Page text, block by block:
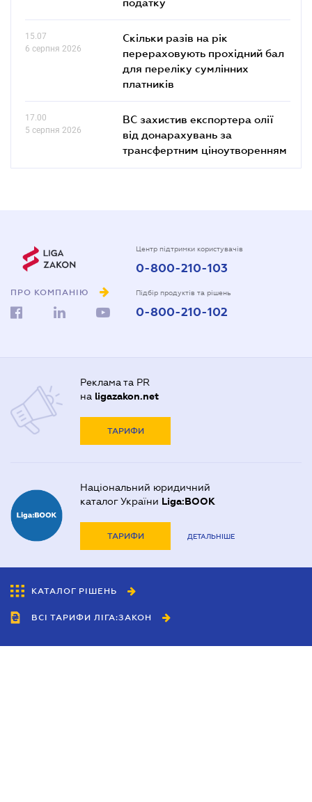
15.07
6 серпня 2026
Скільки разів на рік
перераховують прохідний бал
для переліку сумлінних
платників
17.00
5 серпня 2026
ВС захистив експортера олії
від донарахувань за
трансфертним ціноутворенням
ПРО КОМПАНІЮ
Центр підтримки користувачів
0-800-210-103
Підбір продуктів та рішень
0-800-210-102
Реклама та PR
на ligazakon.net
ТАРИФИ
Національний юридичний
каталог України Liga:BOOK
ТАРИФИ ДЕТАЛЬНІШЕ
КАТАЛОГ РІШЕНЬ
ВСІ ТАРИФИ ЛІГА:ЗАКОН